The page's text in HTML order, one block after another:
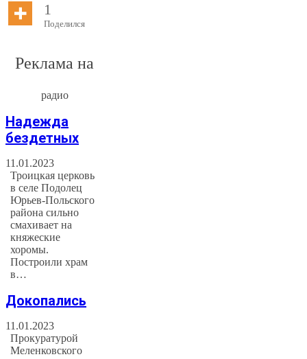
1
Поделился
Реклама на
радио
Надежда
бездетных
11.01.2023
Троицкая церковь
в селе Подолец
Юрьев-Польского
района сильно
смахивает на
княжеские
хоромы.
Построили храм
в…
Докопались
11.01.2023
Прокуратурой
Меленковского